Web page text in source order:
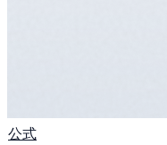
公式